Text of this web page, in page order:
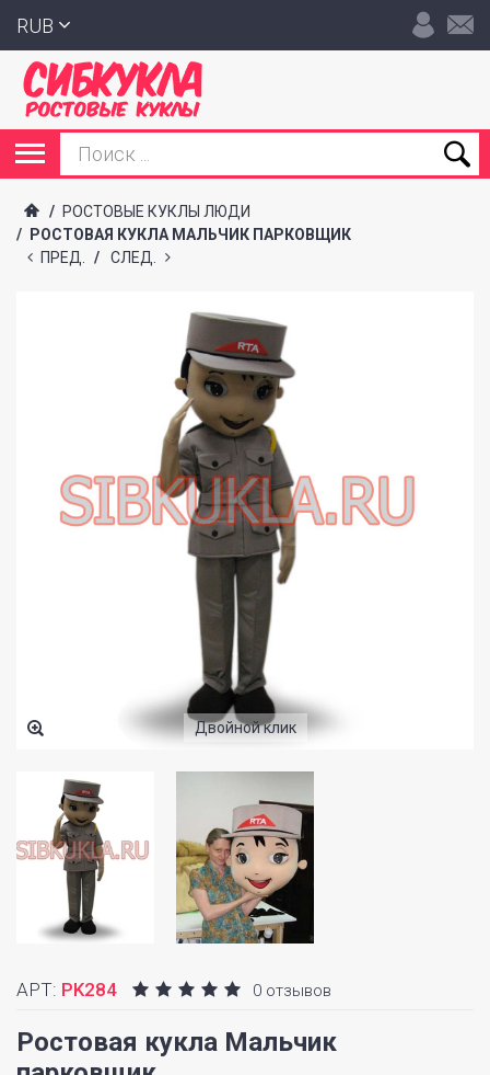
RUB
/ РОСТОВЫЕ КУКЛЫ ЛЮДИ
/
РОСТОВАЯ КУКЛА МАЛЬЧИК ПАРКОВЩИК
ПРЕД.
/ СЛЕД.
Двойной клик
АРТ: PK284 0 отзывов
Ростовая кукла Мальчик